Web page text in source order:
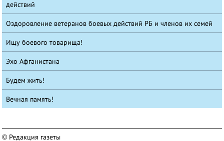
действий
Оздоровление ветеранов боевых действий РБ и членов их семей
Ищу боевого товарища!
Эхо Афганистана
Будем жить!
Вечная память!
© Редакция газеты